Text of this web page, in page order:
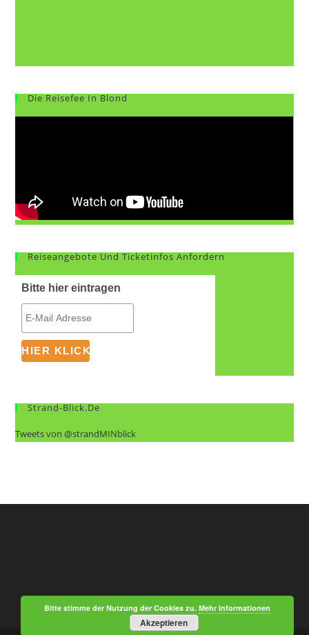
Die Reisefee In Blond
Reiseangebote Und Ticketinfos Anfordern
Bitte hier eintragen
Strand-Blick.de
Tweets von @strandMINblick
Bitte stimme der Nutzung der Cookies zu. Mehr Informationen
Akzeptieren